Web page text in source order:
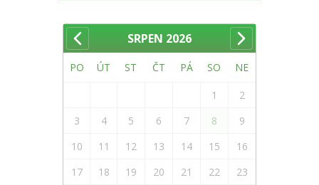
SRPEN 2026
PO ÚT ST ČT PÁ SO NE
1
2
3
4 5 6 7 8
9
10
11 12 13 14 15
16
17
18 19 20 21 22
23